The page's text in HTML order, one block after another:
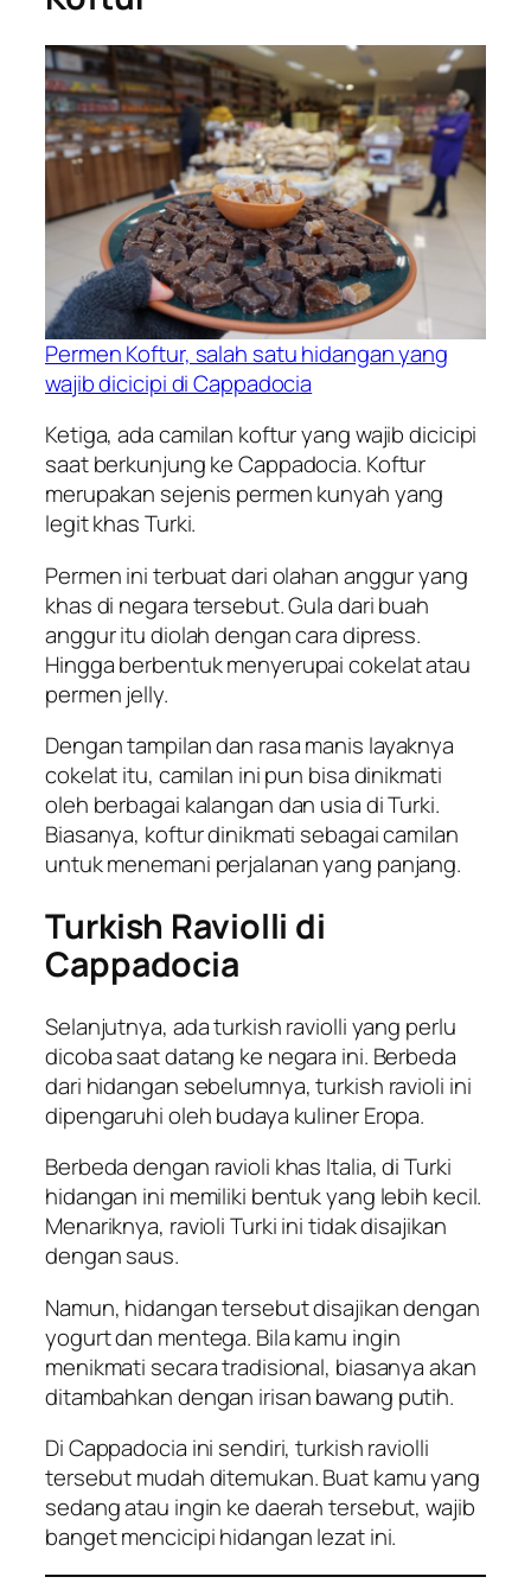
Permen Koftur, salah satu hidangan yang
wajib dicicipi di Cappadocia
Ketiga, ada camilan koftur yang wajib dicicipi
saat berkunjung ke Cappadocia. Koftur
merupakan sejenis permen kunyah yang
legit khas Turki.
Permen ini terbuat dari olahan anggur yang
khas di negara tersebut. Gula dari buah
anggur itu diolah dengan cara dipress.
Hingga berbentuk menyerupai cokelat atau
permen jelly.
Dengan tampilan dan rasa manis layaknya
cokelat itu, camilan ini pun bisa dinikmati
oleh berbagai kalangan dan usia di Turki.
Biasanya, koftur dinikmati sebagai camilan
untuk menemani perjalanan yang panjang.
Turkish Raviolli di
Cappadocia
Selanjutnya, ada turkish raviolli yang perlu
dicoba saat datang ke negara ini. Berbeda
dari hidangan sebelumnya, turkish ravioli ini
dipengaruhi oleh budaya kuliner Eropa.
Berbeda dengan ravioli khas Italia, di Turki
hidangan ini memiliki bentuk yang lebih kecil.
Menariknya, ravioli Turki ini tidak disajikan
dengan saus.
Namun, hidangan tersebut disajikan dengan
yogurt dan mentega. Bila kamu ingin
menikmati secara tradisional, biasanya akan
ditambahkan dengan irisan bawang putih.
Di Cappadocia ini sendiri, turkish raviolli
tersebut mudah ditemukan. Buat kamu yang
sedang atau ingin ke daerah tersebut, wajib
banget mencicipi hidangan lezat ini.